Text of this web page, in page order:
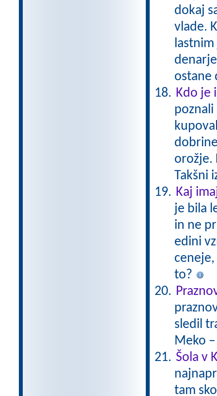
dokaj
vlade.
ostane
Kdo je
poznali
orožje.
Takšni
Kaj
je bila
in ne
edini
to?
sledil
Meko
Šola v
tam